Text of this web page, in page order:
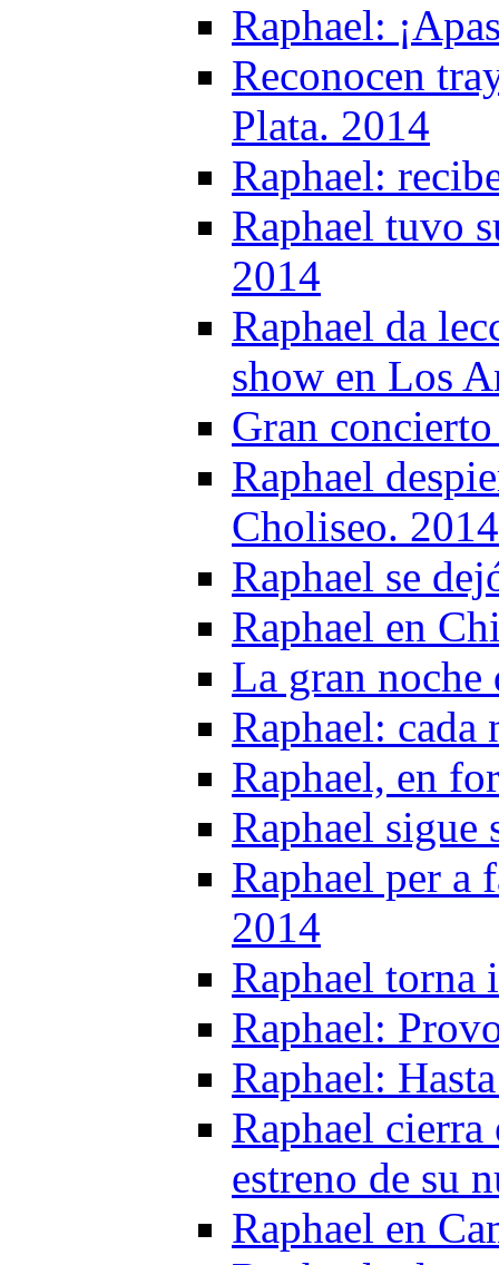
Raphael:
Reconocen
Plata. 2014
Raphael:
Raphael tuvo
2014
Raphael da
show en Los
Gran
Raphael
Choliseo. 2014
Raphael se
Raphael en
La gran
Raphael: cada
Raphael, en
Raphael sigue
Raphael per a
2014
Raphael torna
Raphael:
Raphael:
Raphael
estreno de su
Raphael en